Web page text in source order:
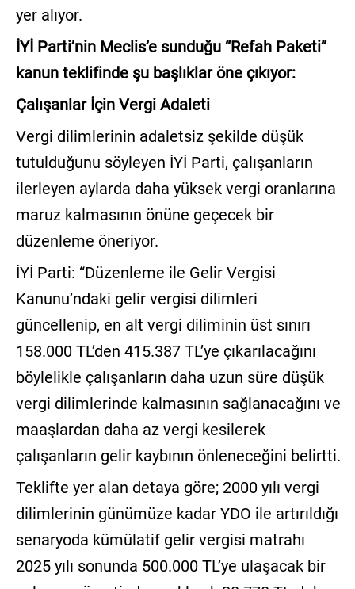
yer alıyor.
İYİ Parti’nin Meclis’e sunduğu “Refah Paketi”
kanun teklifinde şu başlıklar öne çıkıyor:
Çalışanlar İçin Vergi Adaleti
Vergi dilimlerinin adaletsiz şekilde düşük
tutulduğunu söyleyen İYİ Parti, çalışanların
ilerleyen aylarda daha yüksek vergi oranlarına
maruz kalmasının önüne geçecek bir
düzenleme öneriyor.
İYİ Parti: “Düzenleme ile Gelir Vergisi
Kanunu’ndaki gelir vergisi dilimleri
güncellenip, en alt vergi diliminin üst sınırı
158.000 TL’den 415.387 TL’ye çıkarılacağını
böylelikle çalışanların daha uzun süre düşük
vergi dilimlerinde kalmasının sağlanacağını ve
maaşlardan daha az vergi kesilerek
çalışanların gelir kaybının önleneceğini belirtti.
Teklifte yer alan detaya göre; 2000 yılı vergi
dilimlerinin günümüze kadar YDO ile artırıldığı
senaryoda kümülatif gelir vergisi matrahı
2025 yılı sonunda 500.000 TL’ye ulaşacak bir